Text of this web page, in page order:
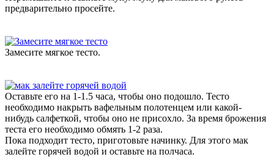
предварительно просейте.
Замесите мягкое тесто.
Оставьте его на 1-1.5 часа, чтобы оно подошло. Тесто
необходимо накрыть вафельным полотенцем или какой-
нибудь салфеткой, чтобы оно не присохло. За время брожения
теста его необходимо обмять 1-2 раза.
Пока подходит тесто, приготовьте начинку. Для этого мак
залейте горячей водой и оставьте на полчаса.